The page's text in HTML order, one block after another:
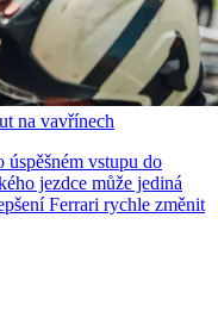
na vavřínech
úspěšném vstupu do
jezdce může jediná
Ferrari rychle změnit